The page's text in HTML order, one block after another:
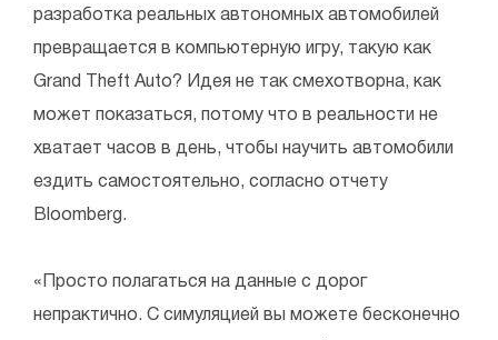
разработка реальных автономных автомобилей
превращается в компьютерную игру, такую как
Grand Theft Auto? Идея не так смехотворна, как
может показаться, потому что в реальности не
хватает часов в день, чтобы научить автомобили
ездить самостоятельно, согласно отчету
Bloomberg.
«Просто полагаться на данные с дорог
непрактично. С симуляцией вы можете бесконечно